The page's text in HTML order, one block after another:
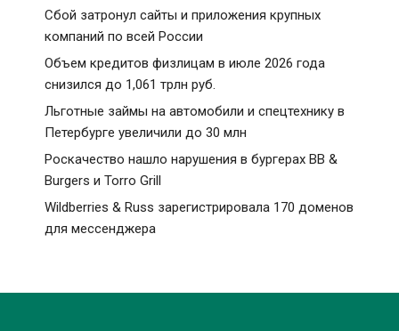
Сбой затронул сайты и приложения крупных
компаний по всей России
Объем кредитов физлицам в июле 2026 года
снизился до 1,061 трлн руб.
Льготные займы на автомобили и спецтехнику в
Петербурге увеличили до 30 млн
Роскачество нашло нарушения в бургерах BB &
Burgers и Torro Grill
Wildberries & Russ зарегистрировала 170 доменов
для мессенджера